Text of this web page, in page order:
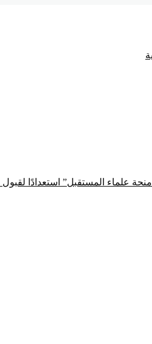
علماء المستقبل” استعدادًا